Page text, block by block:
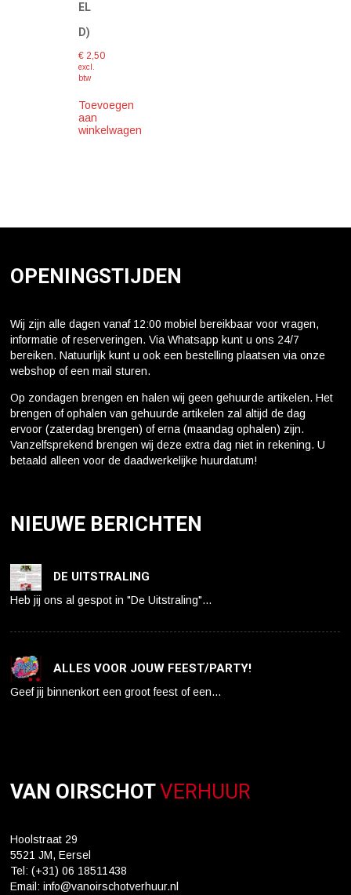
EL
D)
€2,50
excl.
btw
Toevoegen
aan
winkelwagen
OPENINGSTIJDEN
Wij zijn alle dagen vanaf 12:00 mobiel bereikbaar voor vragen,
informatie of reserveringen. Via Whatsapp kunt u ons 24/7
bereiken. Natuurlijk kunt u ook een bestelling plaatsen via onze
webshop of een mail sturen.
Op zondagen brengen en halen wij geen gehuurde artikelen. Het
brengen of ophalen van gehuurde artikelen zal altijd de dag
ervoor (zaterdag brengen) of erna (maandag ophalen) zijn.
Vanzelfsprekend brengen wij deze extra dag niet in rekening. U
betaald alleen voor de daadwerkelijke huurdatum!
NIEUWE BERICHTEN
DE UITSTRALING
Heb jij ons al gespot in "De Uitstraling"…
ALLES VOOR JOUW FEEST/PARTY!
Geef jij binnenkort een groot feest of een…
VAN OIRSCHOTVERHUUR
Hoolstraat 29
5521 JM, Eersel
Tel: (+31) 06 18511438
Email: info@vanoirschotverhuur.nl